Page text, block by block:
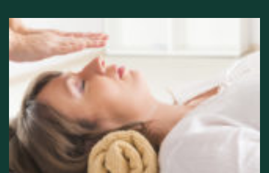
Los ópticos-optometristas recuerdan que mirar el
eclipse solar sin protección puede provocar daños
irreversibles en la visión